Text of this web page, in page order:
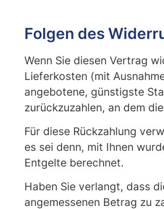
Folgen des
Wenn Sie diesen Vertrag
Lieferkosten (mit
angebotene, günstigste
zurückzuzahlen, an dem
Für diese Rückzahlung
es sei denn, mit Ihnen
Entgelte berechnet.
Haben Sie verlangt, dass
angemessenen Betrag zu